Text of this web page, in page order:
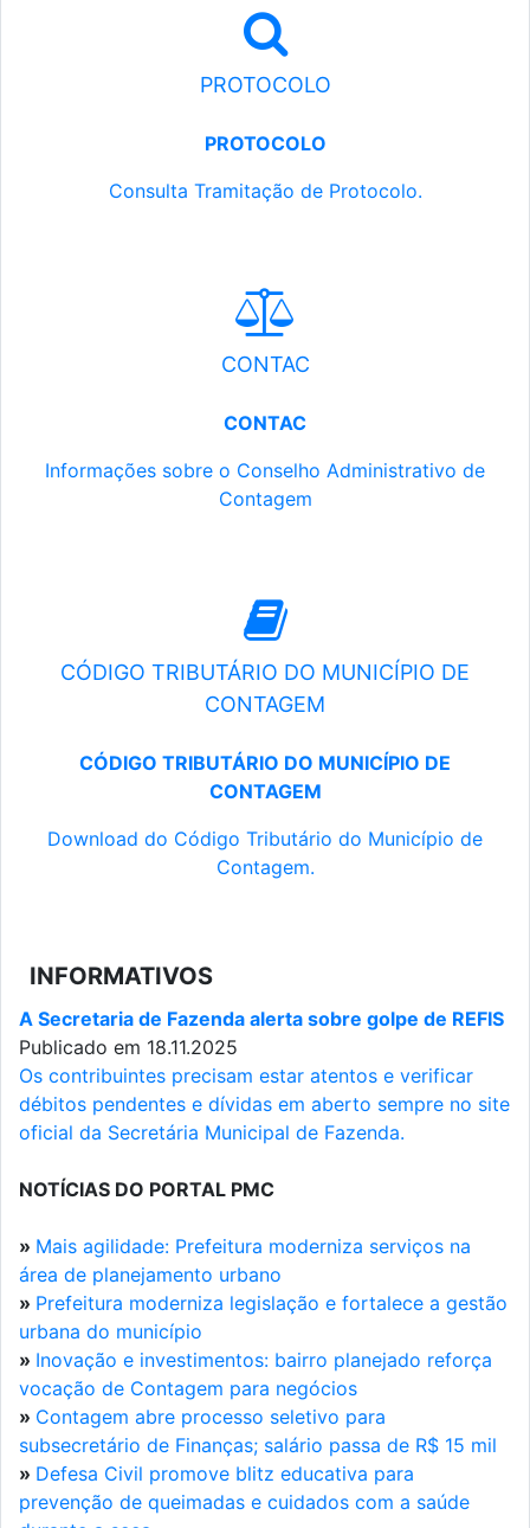
PROTOCOLO
PROTOCOLO
Consulta Tramitação de Protocolo.
CONTAC
CONTAC
Informações sobre o Conselho Administrativo de
Contagem
CÓDIGO TRIBUTÁRIO DO MUNICÍPIO DE
CONTAGEM
CÓDIGO TRIBUTÁRIO DO MUNICÍPIO DE
CONTAGEM
Download do Código Tributário do Município de
Contagem.
INFORMATIVOS
A Secretaria de Fazenda alerta sobre golpe de REFIS
Publicado em 18.11.2025
Os contribuintes precisam estar atentos e verificar
débitos pendentes e dívidas em aberto sempre no site
oficial da Secretária Municipal de Fazenda.
NOTÍCIAS DO PORTAL PMC
» Mais agilidade: Prefeitura moderniza serviços na
área de planejamento urbano
» Prefeitura moderniza legislação e fortalece a gestão
urbana do município
» Inovação e investimentos: bairro planejado reforça
vocação de Contagem para negócios
» Contagem abre processo seletivo para
subsecretário de Finanças; salário passa de R$ 15 mil
» Defesa Civil promove blitz educativa para
prevenção de queimadas e cuidados com a saúde